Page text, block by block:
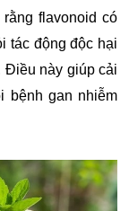
flavonoid có
tác động độc hại
Điều này giúp cải
bệnh gan nhiễm